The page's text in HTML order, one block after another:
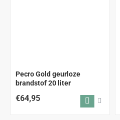
ALLEEN AFHALEN
Pecro Gold geurloze
brandstof 20 liter
€64,95